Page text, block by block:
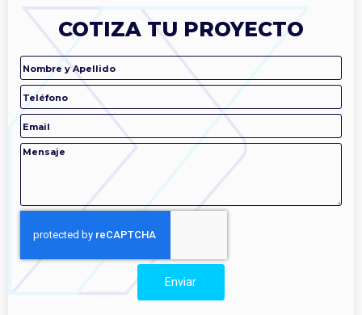
COTIZA TU PROYECTO
Enviar